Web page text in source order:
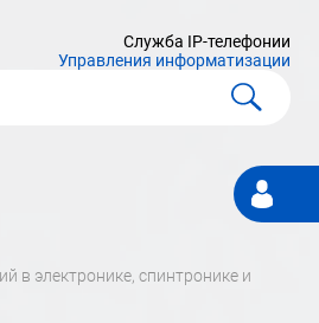
Служба IP-телефонии
Управления информатизации
Личный
кабинет